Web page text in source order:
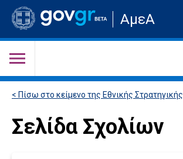
Μετάβαση
στην
σελίδα
ΑμεΑ
< Πίσω στο κείμενο της Εθνικής Στρατηγικής
Σελίδα Σχολίων